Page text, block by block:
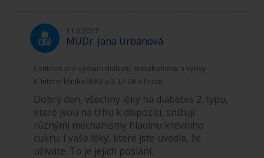
11.6.2017
MUDr. Jana Urbanová
Centrum pro výzkum diabetu, metabolismu a výživy
II. Interní klinika FNKV a 3. LF UK v Praze
Dobrý den, všechny léky na diabetes 2. typu,
které jsou na trhu k dispozici, snižují
různými mechanismy hladinu krevního
cukru. I vaše léky, které jste uvedla, že
užíváte. To je jejich poslání.